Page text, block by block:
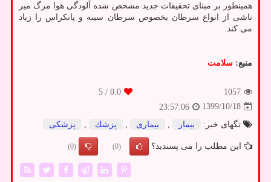
همینطور بر مبنای تحقیقات جدید مشخص شده آلودگی هوا مرگ میر
ناشی از انواع سرطان بخصوص سرطان سینه و پانکراس را زیاد
می کند.
منبع: سلامت
1057
0.0
/ 5
1399/10/18
23:57:06
تگهای خبر:
بیمار بیماری پزشك پزشكی
این مطلب را می پسندید؟ (0)
(0)